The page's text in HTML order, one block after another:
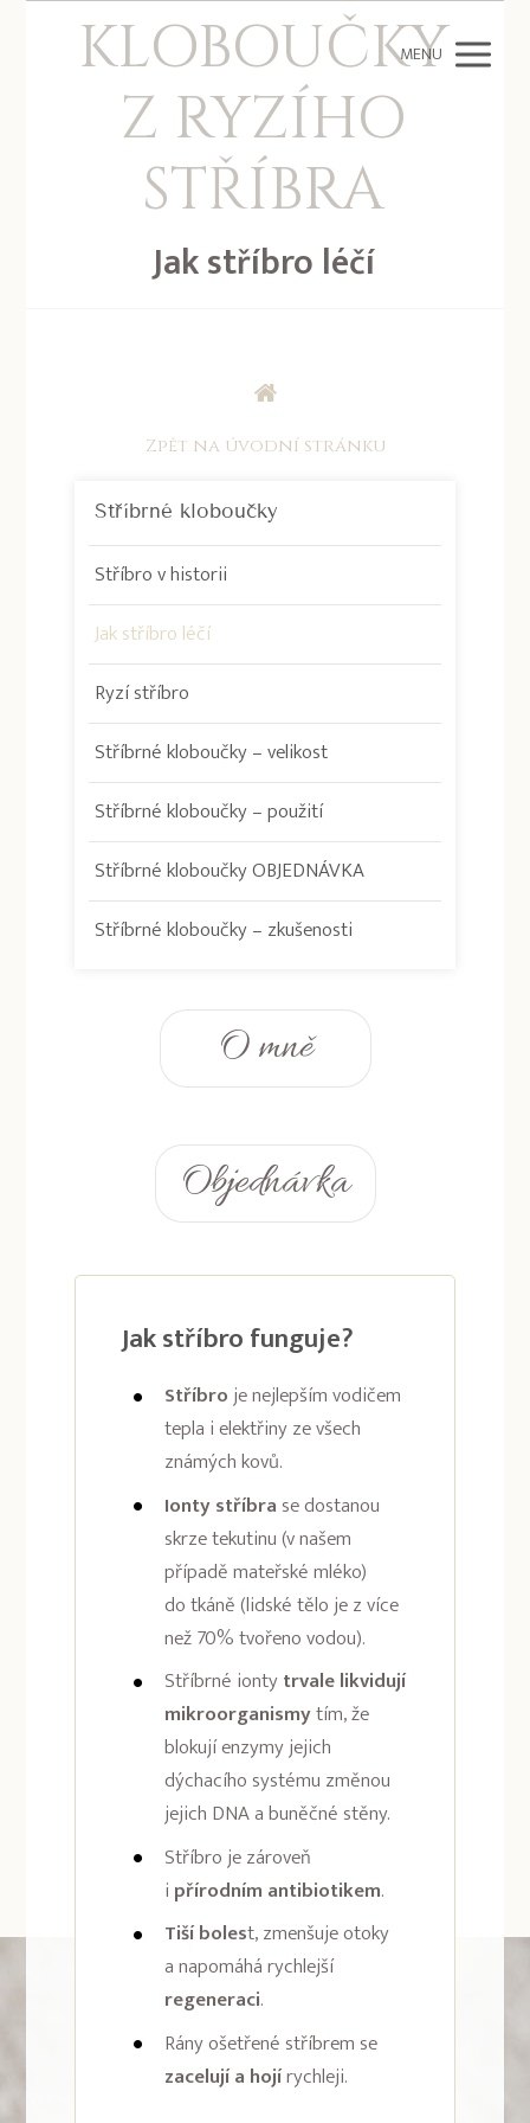
MENU
KLOBOUČKY
Z RYZÍHO
STŘÍBRA
Jak stříbro léčí
Zpět na úvodní stránku
Stříbrné kloboučky
Stříbro v historii
Jak stříbro léčí
Ryzí stříbro
Stříbrné kloboučky – velikost
Stříbrné kloboučky – použití
Stříbrné kloboučky OBJEDNÁVKA
Stříbrné kloboučky – zkušenosti
O mně
Objednávka
Jak stříbro funguje?
Stříbroje nejlepším vodičem
tepla i elektřiny ze všech
známých kovů.
Ionty stříbra se dostanou
skrze tekutinu (v našem
případě mateřské mléko)
do tkáně (lidské tělo je z více
než 70% tvořeno vodou).
Stříbrné iontytrvale likvidují
mikroorganismytím, že
blokují enzymy jejich
dýchacího systému změnou
jejich DNA a buněčné stěny.
Stříbro je zároveň
i přírodním antibiotikem.
Tiší bolest, zmenšuje otoky
a napomáhá rychlejší
regeneraci.
Rány ošetřené stříbrem se
zacelují a hojírychleji.